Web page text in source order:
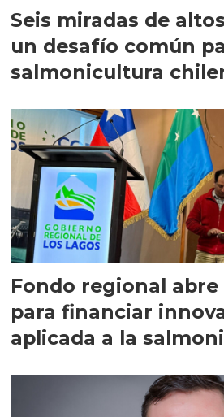
Seis miradas de
un desafío común
salmonicultura
Fondo regional abre
para financiar
aplicada a la